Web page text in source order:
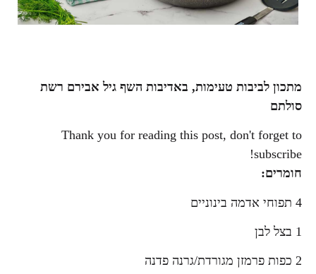
מתכון לביבות טעימות, באדיבות השף גיל אבירם רשת
סולתם
Thank you for reading this post, don't forget to
subscribe!
חומרים:
4 תפוחי אדמה בינוניים
1 בצל לבן
2 כפות פרמזן מגורדת/גרנה פדנה